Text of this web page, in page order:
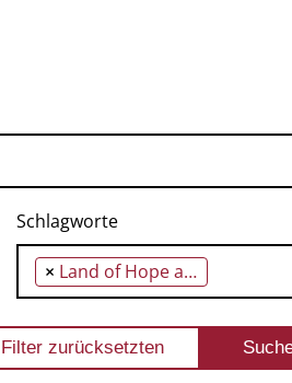
Schlagworte
× Land of Hope and Glory